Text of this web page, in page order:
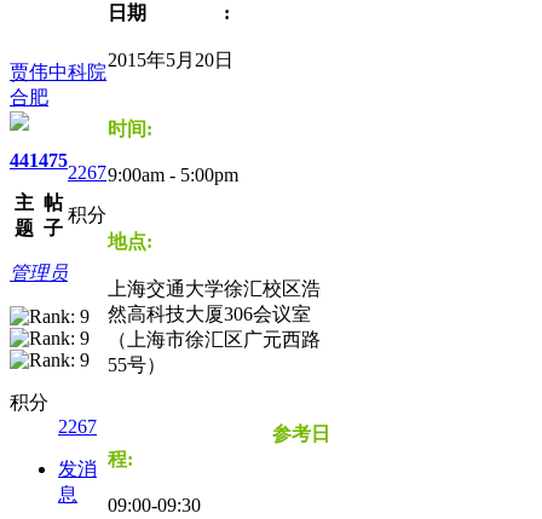
贾伟中科院
合肥
441
主
题
475
帖
子
2267
积分
管理员
积分
2267
发消
息
日期 :
2015年5月20日
时间:
9:00am - 5:00pm
地点:
上海交通大学徐汇校区浩
然高科技大厦306会议室
（上海市徐汇区广元西路
55号）
参考日
程:
09:00-09:30